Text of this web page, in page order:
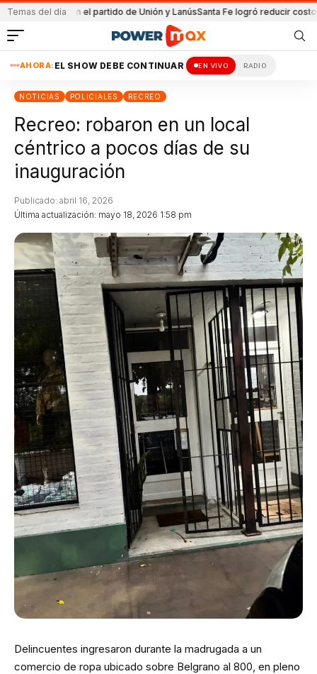
Temas del día
en el partido de Unión y LanúsSanta Fe logró reducir costo
AHORA: EL SHOW DEBE CONTINUAR EN VIVO RADIO
NOTICIAS POLICIALES RECREO
Recreo: robaron en un local
céntrico a pocos días de su
inauguración
Última actualización: mayo 18, 2026 1:58 pm
Publicado: abril 16, 2026
Delincuentes ingresaron durante la madrugada a un
comercio de ropa ubicado sobre Belgrano al 800, en pleno